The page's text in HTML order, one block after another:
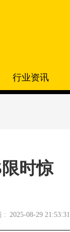
行业资讯
时惊
: 2025-08-29 21:53:31